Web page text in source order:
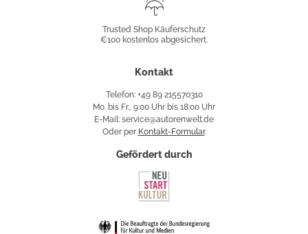
Käuferschutz
Trusted Shop Käuferschutz
€100 kostenlos abgesichert.
Kontakt
Telefon: +49 89 215570310
Mo. bis Fr., 9:00 Uhr bis 18:00 Uhr
E-Mail: service@autorenwelt.de
Oder per Kontakt-Formular.
Gefördert durch